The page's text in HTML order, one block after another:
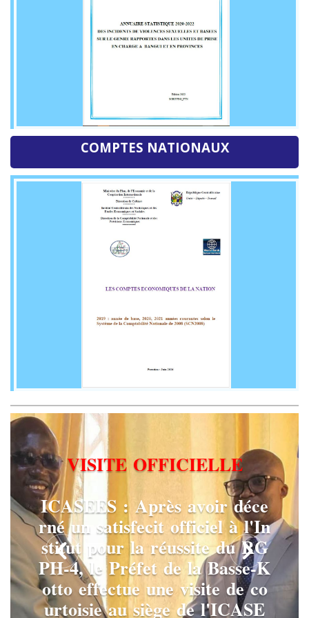
COMPTES NATIONAUX
VISITE OFFICIELLE
ICASEES : A è i r déce
rné un satisfecit officiel à l'In
stitut pour la réussite du RG
PH-4, le Pr éfe t de la Basse-K
otto effectue une visite de co
urto isie au siège de l'ICASE